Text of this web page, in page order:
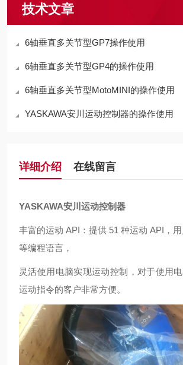
技术文章
6轴垂直多关节型GP7操作使用
6轴垂直多关节型GP4的操作使用
6轴垂直多关节型MotoMINI的操作使用
YASKAWA安川运动控制器的操作使用
详细介绍 在线留言
YASKAWA安川运动控制器
丰富的运动 API：提供 51 种运动 API，
等编程语言，
灵活使用电脑实现运动控制，对于使用
运动指令的客户非常方便。